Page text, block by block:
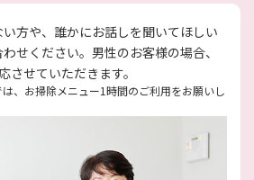
方や、誰かにお話しを聞いてほしい
せください。男性のお客様の場合、
させていただきます。
、お掃除メニュー1時間のご利用をお願いし